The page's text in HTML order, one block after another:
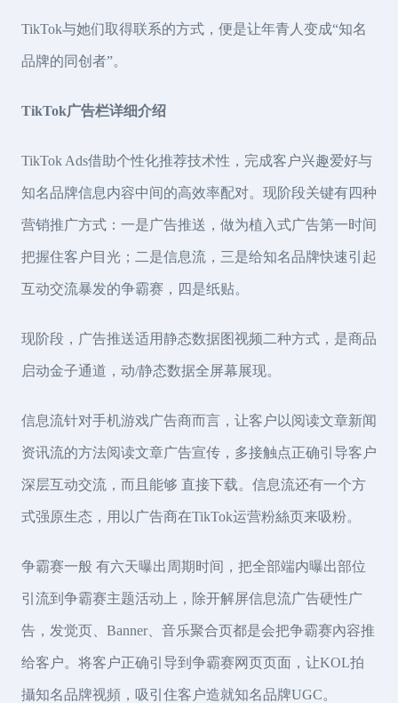
TikTok与她们取得联系的方式，便是让年青人变成“知名
品牌的同创者”。
TikTok广告栏详细介绍
TikTok Ads借助个性化推荐技术性，完成客户兴趣爱好与
知名品牌信息内容中间的高效率配对。现阶段关键有四种
营销推广方式：一是广告推送，做为植入式广告第一时间
把握住客户目光；二是信息流，三是给知名品牌快速引起
互动交流暴发的争霸赛，四是纸贴。
现阶段，广告推送适用静态数据图视频二种方式，是商品
启动金子通道，动/静态数据全屏幕展现。
信息流针对手机游戏广告商而言，让客户以阅读文章新闻
资讯流的方法阅读文章广告宣传，多接触点正确引导客户
深层互动交流，而且能够 直接下载。信息流还有一个方
式强原生态，用以广告商在TikTok运营粉絲页来吸粉。
争霸赛一般 有六天曝出周期时间，把全部端内曝出部位
引流到争霸赛主题活动上，除开解屏信息流广告硬性广
告，发觉页、Banner、音乐聚合页都是会把争霸赛內容推
给客户。将客户正确引导到争霸赛网页页面，让KOL拍
攝知名品牌视頻，吸引住客户造就知名品牌UGC。